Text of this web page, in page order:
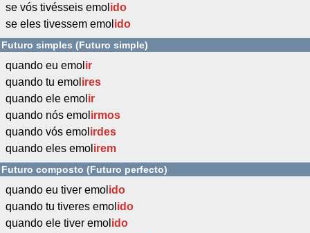
se vós tivésseis emol ido
se eles tivessem emol ido
Futuro simples (Futuro simple)
quando eu emol ir
quando tu emol ires
quando ele emol ir
quando nós emol irmos
quando vós emol irdes
quando eles emol irem
Futuro composto (Futuro perfecto)
quando eu tiver emol ido
quando tu tiveres emol ido
quando ele tiver emol ido